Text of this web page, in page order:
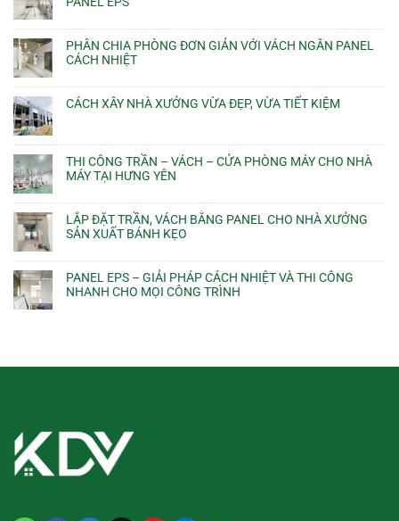
PHÂN CHIA PHÒNG ĐƠN GIẢN VỚI VÁCH NGĂN PANEL
CÁCH NHIỆT
CÁCH XÂY NHÀ XƯỞNG VỪA ĐẸP, VỪA TIẾT KIỆM
THI CÔNG TRẦN – VÁCH – CỬA PHÒNG MÁY CHO NHÀ
MÁY TẠI HƯNG YÊN
LẮP ĐẶT TRẦN, VÁCH BẰNG PANEL CHO NHÀ XƯỞNG
SẢN XUẤT BÁNH KẸO
PANEL EPS – GIẢI PHÁP CÁCH NHIỆT VÀ THI CÔNG
NHANH CHO MỌI CÔNG TRÌNH